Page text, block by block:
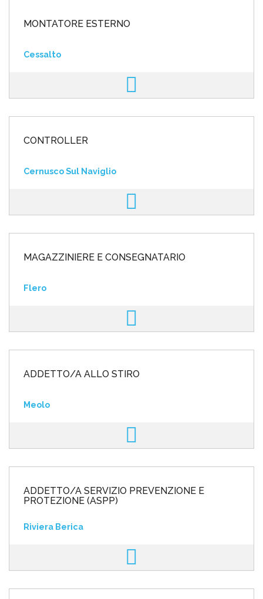
MONTATORE ESTERNO
Cessalto
CONTROLLER
Cernusco Sul Naviglio
MAGAZZINIERE E CONSEGNATARIO
Flero
ADDETTO/A ALLO STIRO
Meolo
ADDETTO/A SERVIZIO PREVENZIONE E
PROTEZIONE (ASPP)
Riviera Berica